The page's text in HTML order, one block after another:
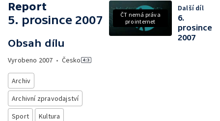
Report
5. prosince 2007
Obsah dílu
Vyrobeno 2007 • Česko
Archiv
Archivní zpravodajství
Sport
Kultura
ČT nemá práva
pro internet
Další díl
6.
prosince
2007